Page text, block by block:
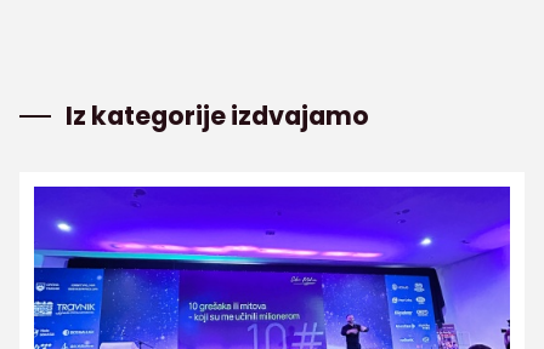
Iz kategorije izdvajamo